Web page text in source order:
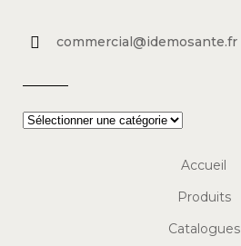
commercial@idemosante.fr
Accueil
Produits
Catalogues